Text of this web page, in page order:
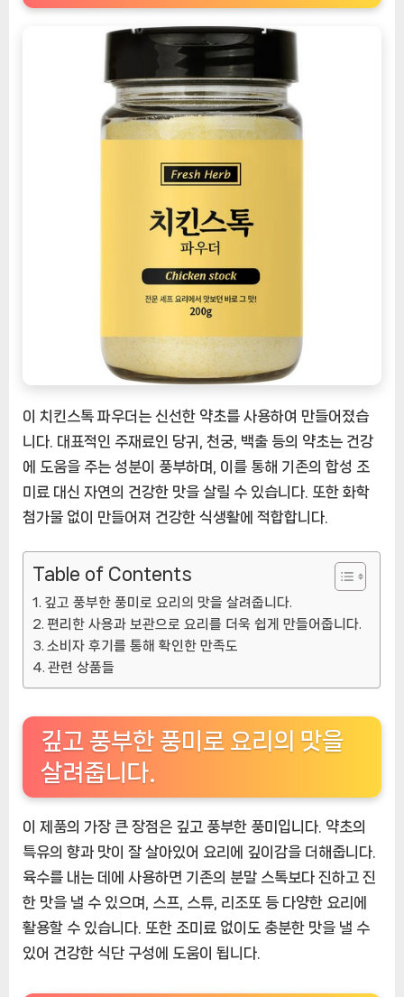
스
[EatingNOW
이 치킨스톡 파우더는 신선한 약초를 사용하여 만들어졌습
니다. 대표적인 주재료인 당귀, 천궁, 백출 등의 약초는 건강
에 도움을 주는 성분이 풍부하며, 이를 통해 기존의 합성 조
미료 대신 자연의 건강한 맛을 살릴 수 있습니다. 또한 화학
첨가물 없이 만들어져 건강한 식생활에 적합합니다.
Table of Contents
깊고 풍부한 풍미로 요리의 맛을 살려줍니다.
편리한 사용과 보관으로 요리를 더욱 쉽게 만들어줍니다.
소비자 후기를 통해 확인한 만족도
관련 상품들
깊고 풍부한 풍미로 요리의 맛을
살려줍니다.
이 제품의 가장 큰 장점은 깊고 풍부한 풍미입니다. 약초의
특유의 향과 맛이 잘 살아있어 요리에 깊이감을 더해줍니다.
육수를 내는 데에 사용하면 기존의 분말 스톡보다 진하고 진
한 맛을 낼 수 있으며, 스프, 스튜, 리조또 등 다양한 요리에
활용할 수 있습니다. 또한 조미료 없이도 충분한 맛을 낼 수
있어 건강한 식단 구성에 도움이 됩니다.